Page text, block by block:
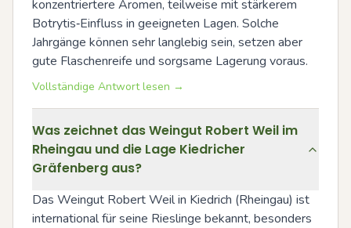
konzentriertere Aromen, teilweise mit stärkerem
Botrytis‑Einfluss in geeigneten Lagen. Solche
Jahrgänge können sehr langlebig sein, setzen aber
gute Flaschenreife und sorgsame Lagerung voraus.
Vollständige Antwort lesen →
Was zeichnet das Weingut Robert Weil im
Rheingau und die Lage Kiedricher
Gräfenberg aus?
Das Weingut Robert Weil in Kiedrich (Rheingau) ist
international für seine Rieslinge bekannt, besonders